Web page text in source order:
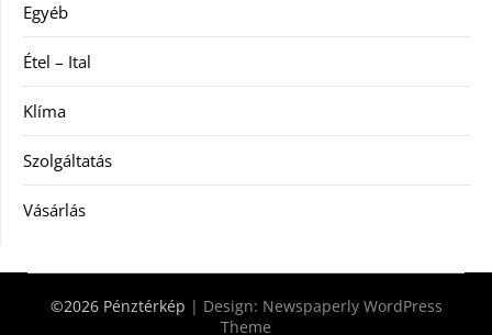
Egyéb
Étel – Ital
Klíma
Szolgáltatás
Vásárlás
©2026 Pénztérkép | Design: Newspaperly WordPress
Theme